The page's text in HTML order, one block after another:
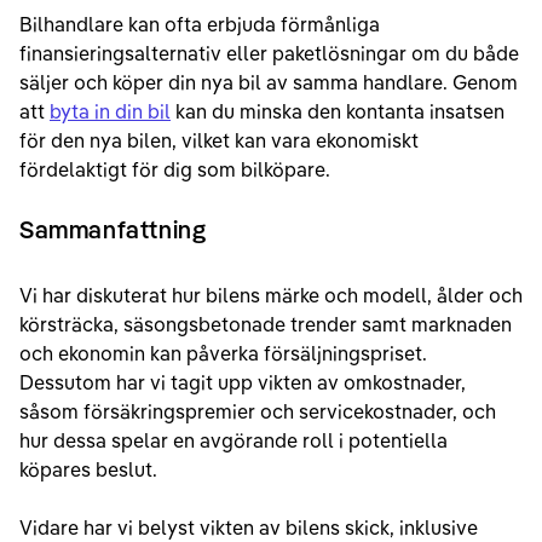
Bilhandlare kan ofta erbjuda förmånliga
finansieringsalternativ eller paketlösningar om du både
säljer och köper din nya bil av samma handlare. Genom
att byta in din bil kan du minska den kontanta insatsen
för den nya bilen, vilket kan vara ekonomiskt
fördelaktigt för dig som bilköpare.
Sammanfattning
Vi har diskuterat hur bilens märke och modell, ålder och
körsträcka, säsongsbetonade trender samt marknaden
och ekonomin kan påverka försäljningspriset.
Dessutom har vi tagit upp vikten av omkostnader,
såsom försäkringspremier och servicekostnader, och
hur dessa spelar en avgörande roll i potentiella
köpares beslut.
Vidare har vi belyst vikten av bilens skick, inklusive